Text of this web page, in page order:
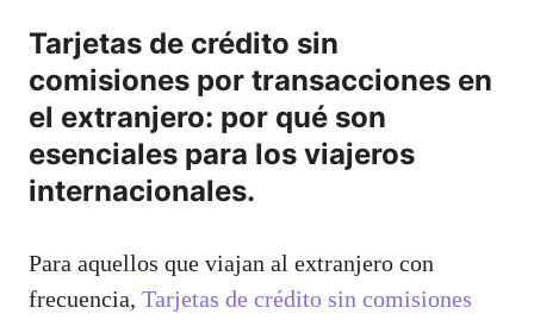
Tarjetas de crédito sin
comisiones por transacciones en
el extranjero: por qué son
esenciales para los viajeros
internacionales.
Para aquellos que viajan al extranjero con
frecuencia, Tarjetas de crédito sin comisiones